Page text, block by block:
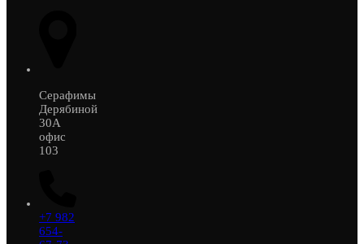
Серафимы
Дерябиной
30А
офис
103
+7 982
654-